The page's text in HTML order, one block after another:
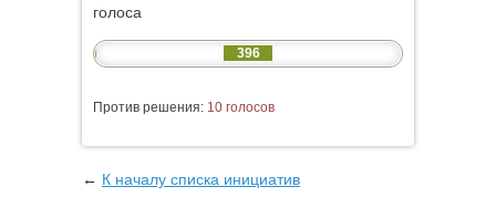
голоса
396
Против решения: 10 голосов
← К началу списка инициатив